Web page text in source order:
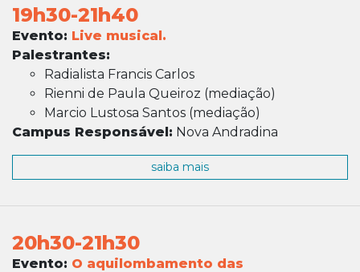
19h30-21h40
Evento: Live musical.
Palestrantes:
Radialista Francis Carlos
Rienni de Paula Queiroz (mediação)
Marcio Lustosa Santos (mediação)
Campus Responsável: Nova Andradina
saiba mais
20h30-21h30
Evento: O aquilombamento das